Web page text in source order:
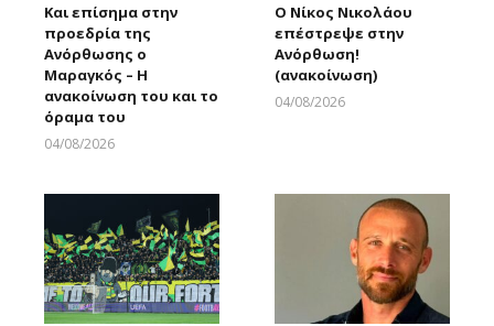
Και επίσημα στην
προεδρία της
Ανόρθωσης ο
Μαραγκός – Η
ανακοίνωση του και το
όραμα του
04/08/2026
Ο Νίκος Νικολάου
επέστρεψε στην
Ανόρθωση!
(ανακοίνωση)
04/08/2026